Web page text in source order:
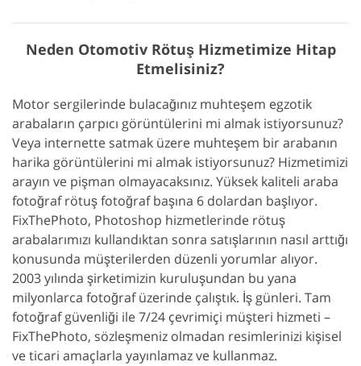
Neden Otomotiv Rötuş Hizmetimize Hitap
Etmelisiniz?
Motor sergilerinde bulacağınız muhteşem egzotik
arabaların çarpıcı görüntülerini mi almak istiyorsunuz?
Veya internette satmak üzere muhteşem bir arabanın
harika görüntülerini mi almak istiyorsunuz? Hizmetimizi
arayın ve pişman olmayacaksınız. Yüksek kaliteli araba
fotoğraf rötuş fotoğraf başına 6 dolardan başlıyor.
FixThePhoto, Photoshop hizmetlerinde rötuş
arabalarımızı kullandıktan sonra satışlarının nasıl arttığı
konusunda müşterilerden düzenli yorumlar alıyor.
2003 yılında şirketimizin kuruluşundan bu yana
milyonlarca fotoğraf üzerinde çalıştık. İş günleri. Tam
fotoğraf güvenliği ile 7/24 çevrimiçi müşteri hizmeti –
FixThePhoto, sözleşmeniz olmadan resimlerinizi kişisel
ve ticari amaçlarla yayınlamaz ve kullanmaz.